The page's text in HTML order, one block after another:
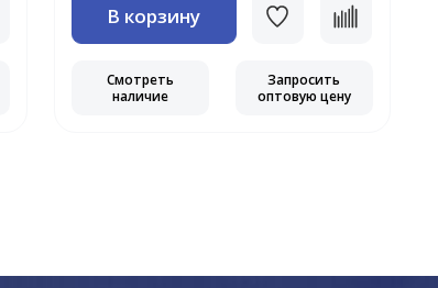
В корзину
Смотреть
наличие
Запросить
оптовую цену